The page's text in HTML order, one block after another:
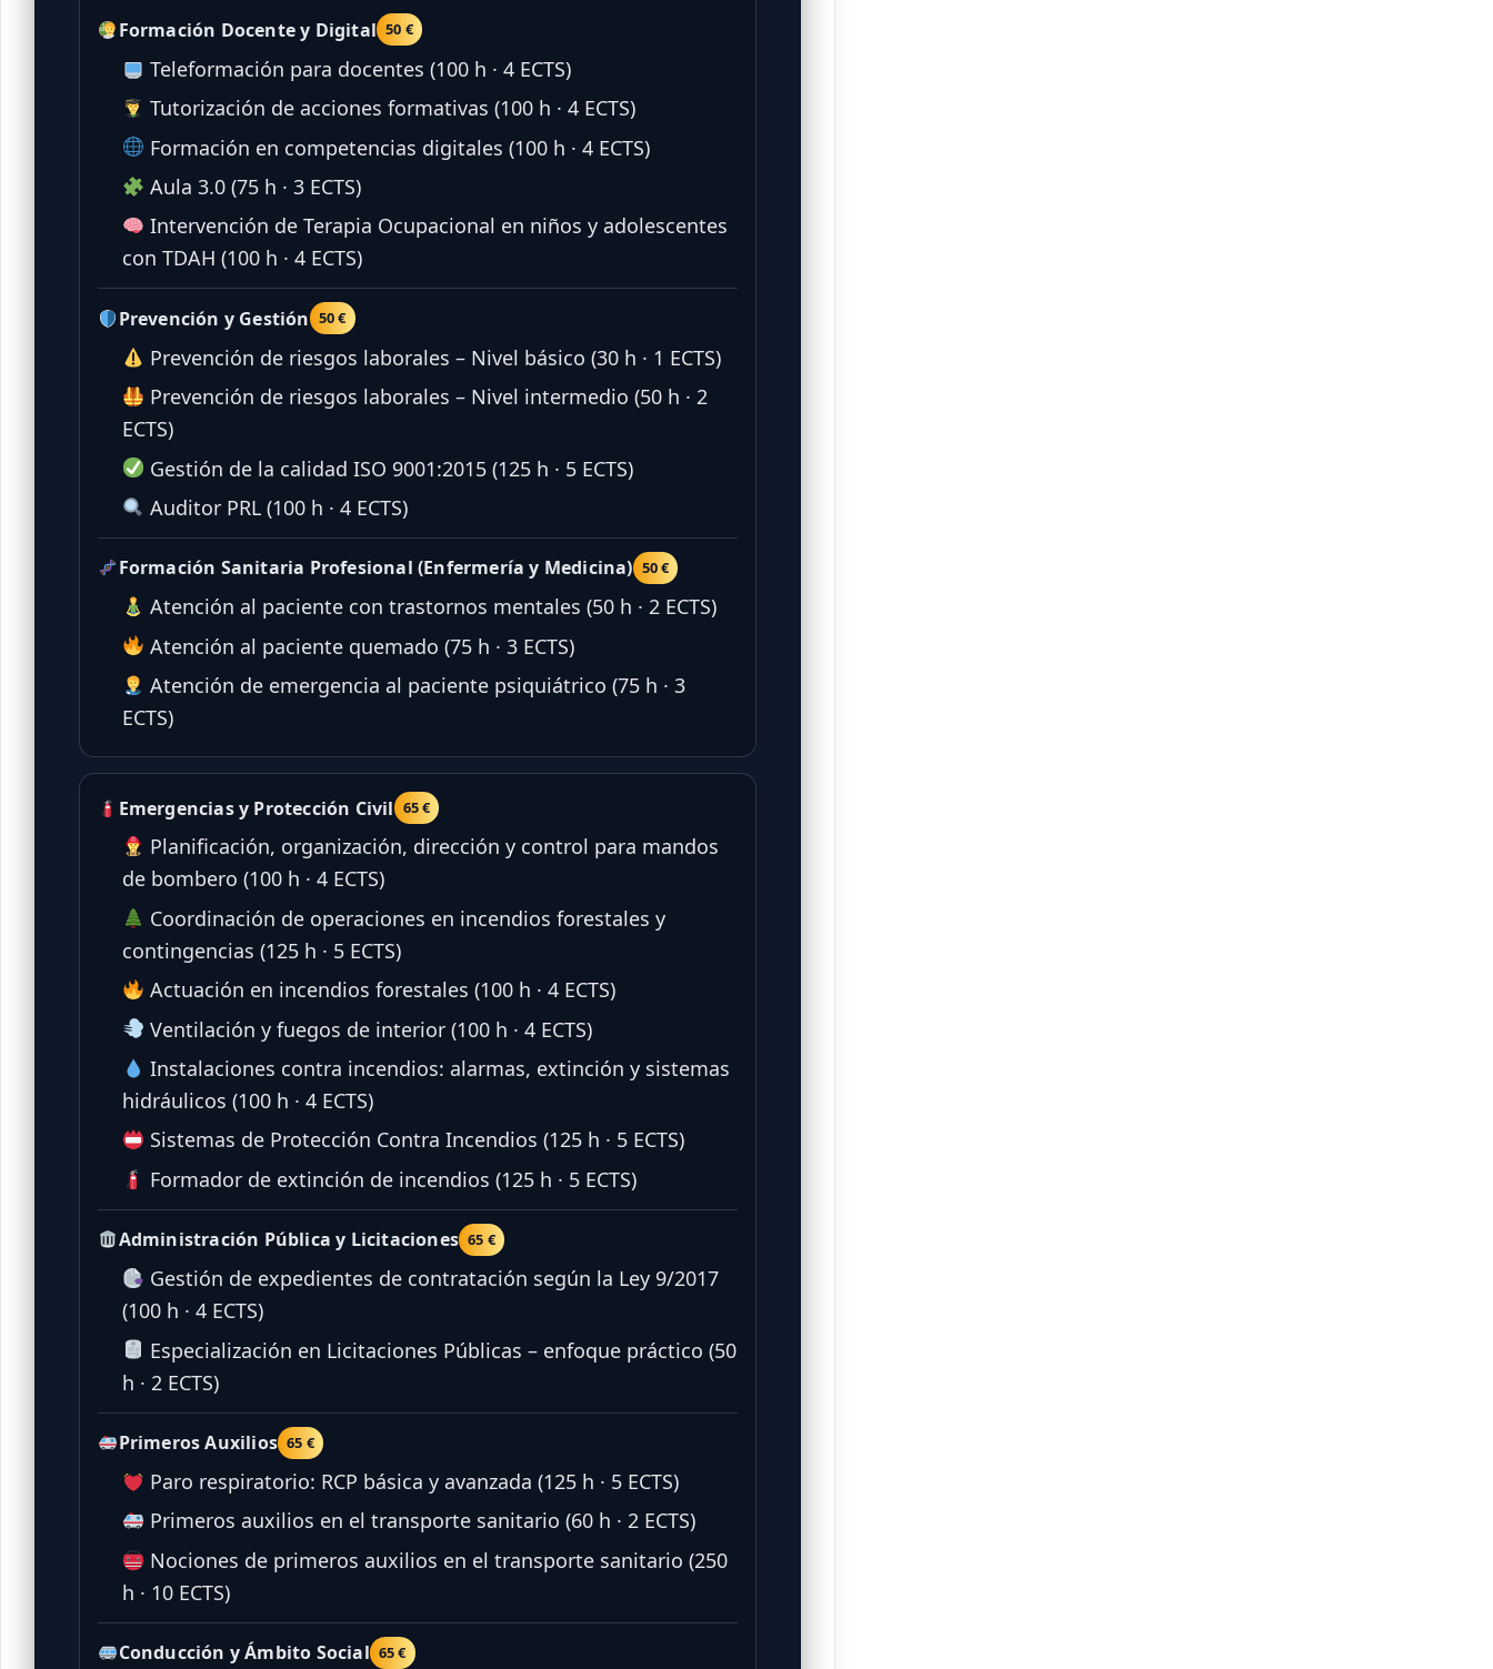
Formación Docente y Digital 50 €
Teleformación para docentes (100 h · 4 ECTS)
Tutorización de acciones formativas (100 h · 4 ECTS)
Formación en competencias digitales (100 h · 4 ECTS)
Aula 3.0 (75 h · 3 ECTS)
Intervención de Terapia Ocupacional en niños y adolescentes
con TDAH (100 h · 4 ECTS)
Prevención y Gestión 50 €
Prevención de riesgos laborales – Nivel básico (30 h · 1 ECTS)
Prevención de riesgos laborales – Nivel intermedio (50 h · 2
ECTS)
Gestión de la calidad ISO 9001:2015 (125 h · 5 ECTS)
Auditor PRL (100 h · 4 ECTS)
Formación Sanitaria Profesional (Enfermería y Medicina) 50 €
Atención al paciente con trastornos mentales (50 h · 2 ECTS)
Atención al paciente quemado (75 h · 3 ECTS)
Atención de emergencia al paciente psiquiátrico (75 h · 3
ECTS)
Emergencias y Protección Civil 65 €
Planificación, organización, dirección y control para mandos
de bombero (100 h · 4 ECTS)
Coordinación de operaciones en incendios forestales y
contingencias (125 h · 5 ECTS)
Actuación en incendios forestales (100 h · 4 ECTS)
Ventilación y fuegos de interior (100 h · 4 ECTS)
Instalaciones contra incendios: alarmas, extinción y sistemas
hidráulicos (100 h · 4 ECTS)
Sistemas de Protección Contra Incendios (125 h · 5 ECTS)
Formador de extinción de incendios (125 h · 5 ECTS)
Administración Pública y Licitaciones 65 €
Gestión de expedientes de contratación según la Ley 9/2017
(100 h · 4 ECTS)
Especialización en Licitaciones Públicas – enfoque práctico (50
h · 2 ECTS)
Primeros Auxilios 65 €
Paro respiratorio: RCP básica y avanzada (125 h · 5 ECTS)
Primeros auxilios en el transporte sanitario (60 h · 2 ECTS)
Nociones de primeros auxilios en el transporte sanitario (250
h · 10 ECTS)
Conducción y Ámbito Social 65 €